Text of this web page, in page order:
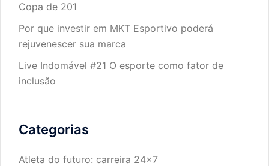
Copa de 201
Por que investir em MKT Esportivo poderá
rejuvenescer sua marca
Live Indomável #21 O esporte como fator de
inclusão
Categorias
Atleta do futuro: carreira 24×7